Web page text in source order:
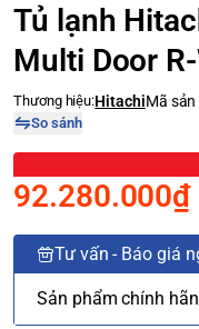
Tủ lạnh
Multi Door
Thương hiệu:HitachiMã
So sánh
92.280.000₫
Tư vấn - Báo giá
Sản phẩm chính